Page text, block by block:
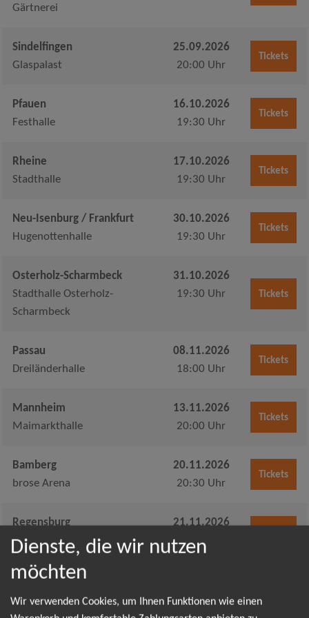
Gärtnerei
Sindelfingen
Glaspalast
25.09.2026
20:00 Uhr
Tickets
Pfauen
Festhalle
16.10.2026
19:30 Uhr
Tickets
Rheine
Stadthalle
17.10.2026
19:30 Uhr
Tickets
Neu-Isenburg / Frankfurt
Hugenottenhalle
30.10.2026
19:30 Uhr
Tickets
Osterholz-Scharmbeck
Stadthalle Osterholz-
Scharmbeck
31.10.2026
19:30 Uhr
Tickets
Passau
Dreiländerhalle
08.11.2026
18:00 Uhr
Tickets
Mannheim
Maimarkthalle
13.11.2026
20:00 Uhr
Tickets
Bamberg
brose Arena
20.11.2026
20:30 Uhr
Tickets
Regensburg
Donau-Arena
21.11.2026
20:30 Uhr
Hamburg
Große Freiheit 36
20:00 Uhr
Dienste, die wir nutzen
möchten
Wir verwenden Cookies, um Ihnen Funktionen wie einen